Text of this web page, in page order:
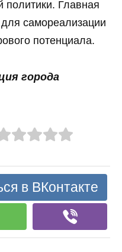
политики. Главная
самореализации
потенциала.
города
в ВКонтакте